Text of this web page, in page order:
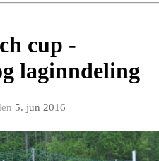
cup -
laginndeling
5. jun 2016